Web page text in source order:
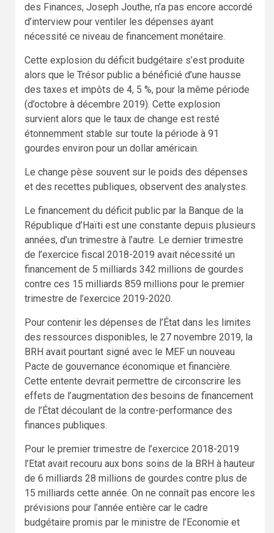
des Finances, Joseph Jouthe, n’a pas encore accordé
d’interview pour ventiler les dépenses ayant
nécessité ce niveau de financement monétaire.
Cette explosion du déficit budgétaire s’est produite
alors que le Trésor public a bénéficié d’une hausse
des taxes et impôts de 4, 5 %, pour la même période
(d’octobre à décembre 2019). Cette explosion
survient alors que le taux de change est resté
étonnemment stable sur toute la période à 91
gourdes environ pour un dollar américain.
Le change pèse souvent sur le poids des dépenses
et des recettes publiques, observent des analystes.
Le financement du déficit public par la Banque de la
République d’Haïti est une constante depuis plusieurs
années, d’un trimestre à l’autre. Le dernier trimestre
de l’exercice fiscal 2018-2019 avait nécessité un
financement de 5 milliards 342 millions de gourdes
contre ces 15 milliards 859 millions pour le premier
trimestre de l’exercice 2019-2020.
Pour contenir les dépenses de l’État dans les limites
des ressources disponibles, le 27 novembre 2019, la
BRH avait pourtant signé avec le MEF un nouveau
Pacte de gouvernance économique et financière.
Cette entente devrait permettre de circonscrire les
effets de l’augmentation des besoins de financement
de l’État découlant de la contre-performance des
finances publiques.
Pour le premier trimestre de l’exercice 2018-2019
l’Etat avait recouru aux bons soins de la BRH à hauteur
de 6 milliards 28 millions de gourdes contre plus de
15 milliards cette année. On ne connaît pas encore les
prévisions pour l’année entière car le cadre
budgétaire promis par le ministre de l’Economie et